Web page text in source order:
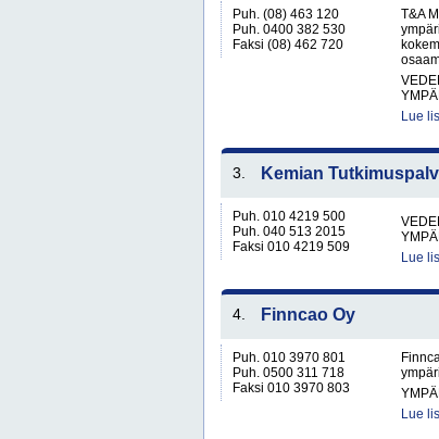
Puh. (08) 463 120
Puh. 0400 382 530
Faksi (08) 462 720
T&A
Lue
3. Kemian
Puh. 010 4219 500
Puh. 040 513 2015
Faksi 010 4219 509
Lue
4. Finncao Oy
Puh. 010 3970 801
Puh. 0500 311 718
Faksi 010 3970 803
Lue